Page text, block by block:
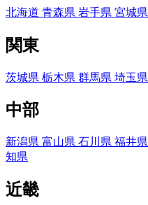
北海道 青森県 岩手県 宮城県
関東
茨城県 栃木県 群馬県 埼玉県
中部
新潟県 富山県 石川県 福井県
知県
近畿